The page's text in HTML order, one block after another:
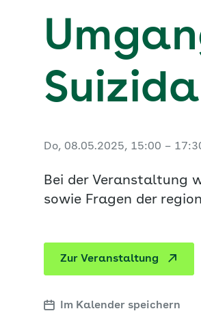
Do, 08.05.2025, 15:00 –
Bei der Veranstaltung
sowie Fragen der
Zur Veranstaltung
Im Kalender speichern